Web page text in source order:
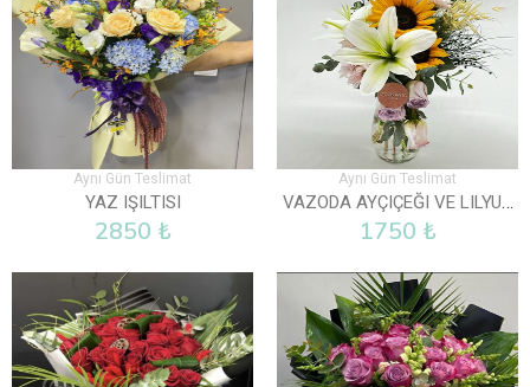
Aynı Gün Teslimat
YAZ IŞILTISI
2850 ₺
Aynı Gün Teslimat
VAZODA AYÇIÇEĞI VE LILYUM
1750 ₺